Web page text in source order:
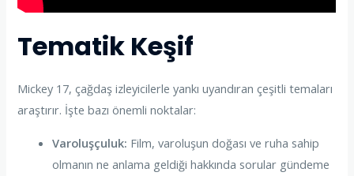
Tematik Keşif
Mickey 17, çağdaş izleyicilerle yankı uyandıran çeşitli temaları
araştırır. İşte bazı önemli noktalar:
Varoluşçuluk: Film, varoluşun doğası ve ruha sahip
olmanın ne anlama geldiği hakkında sorular gündeme